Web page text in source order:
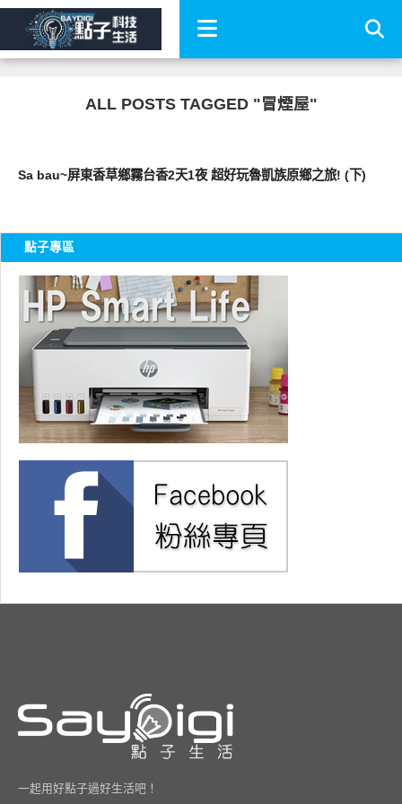
ALL POSTS TAGGED "冒煙屋"
Sa bau~屏東香草鄉霧台香2天1夜 超好玩魯凱族原鄉之旅! (下)
點子專區
一起用好點子過好生活吧！